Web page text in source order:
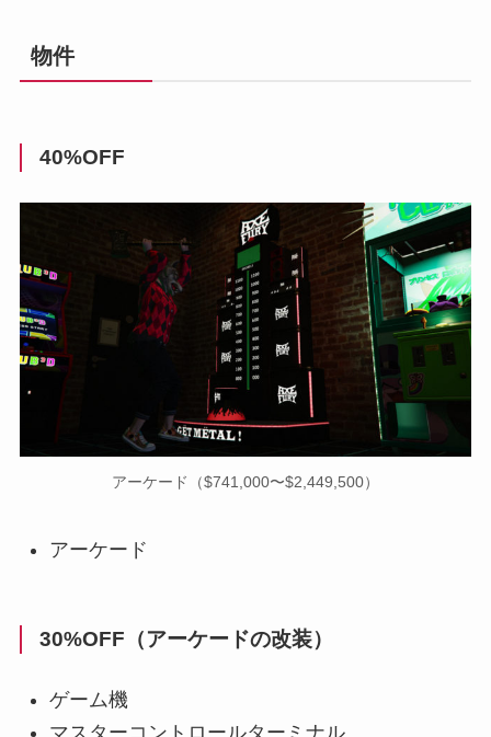
物件
40%OFF
アーケード（$741,000〜$2,449,500）
アーケード
30%OFF（アーケードの改装）
ゲーム機